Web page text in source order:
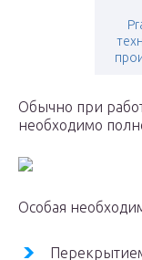
Обычно при
необходимо
Особая